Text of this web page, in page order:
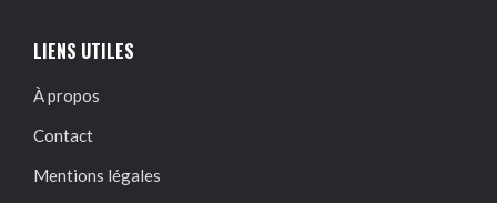
LIENS UTILES
À propos
Contact
Mentions légales